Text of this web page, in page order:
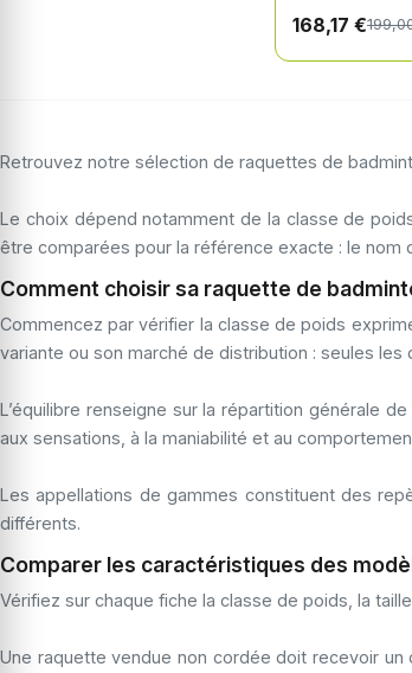
168,17 €
Retrouvez notre sélection de raquettes de
Le choix dépend notamment de la classe de
être comparées pour la référence exacte : le nom
Comment choisir sa raquette de
Commencez par vérifier la classe de poids
variante ou son marché de distribution : seules
L’équilibre renseigne sur la répartition générale
aux sensations, à la maniabilité et au
Les appellations de gammes constituent des
différents.
Comparer les caractéristiques des
Vérifiez sur chaque fiche la classe de poids, la
Une raquette vendue non cordée doit recevoir un